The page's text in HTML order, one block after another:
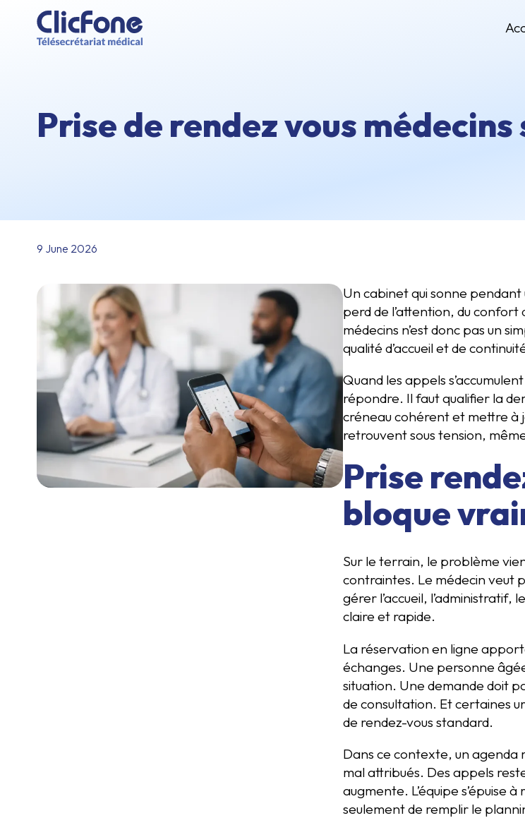
Prise de rendez vous
9 June 2026
Un cabinet qui sonne
perd de l’attention, du
médecins n’est donc pas un
qualité d’accueil et de
Quand les appels
répondre. Il faut qualifier la
créneau cohérent et mettre à
retrouvent sous tension,
Prise
bloque
Sur le terrain, le problème
contraintes. Le médecin veut
gérer l’accueil, l’administratif,
claire et rapide.
La réservation en ligne
échanges. Une personne
situation. Une demande doit
de consultation. Et certaines
de rendez-vous standard.
Dans ce contexte, un agenda
mal attribués. Des appels
augmente. L’équipe s’épuise
seulement de remplir le